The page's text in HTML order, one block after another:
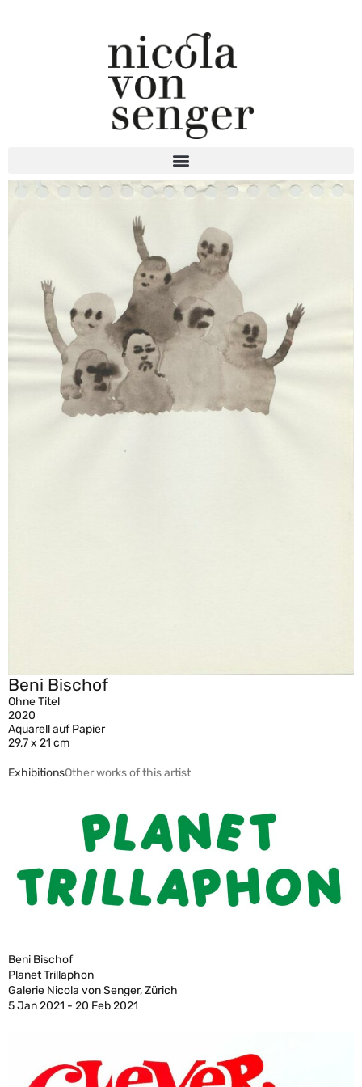
Beni Bischof
Ohne Titel
2020
Aquarell auf Papier
29,7 x 21 cm
ExhibitionsOther works of this artist
Beni Bischof
Planet Trillaphon
Galerie Nicola von Senger, Zürich
5 Jan 2021 - 20 Feb 2021